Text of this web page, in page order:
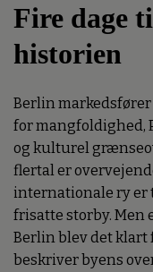
Fire dage
historien
Berlin markedsfører
for mangfoldighed,
og kulturel
flertal er
internationale ry
frisatte storby. Men
Berlin blev det
beskriver byens